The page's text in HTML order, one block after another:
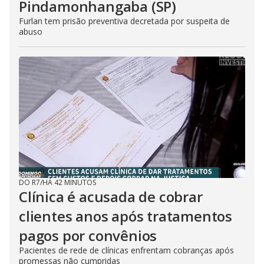
Pindamonhangaba (SP)
Furlan tem prisão preventiva decretada por suspeita de
abuso
DO R7/HÁ 42 MINUTOS
Clínica é acusada de cobrar
clientes anos após tratamentos
pagos por convênios
Pacientes de rede de clínicas enfrentam cobranças após
promessas não cumpridas